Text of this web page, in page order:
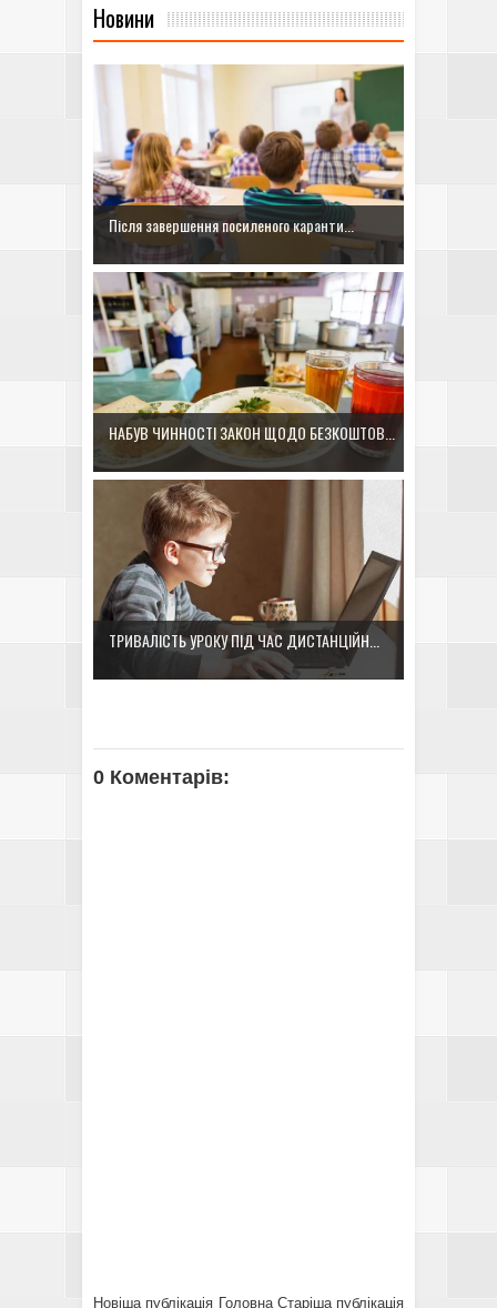
Новини
Після завершення посиленого каранти...
НАБУВ ЧИННОСТІ ЗАКОН ЩОДО БЕЗКОШТОВ...
ТРИВАЛІСТЬ УРОКУ ПІД ЧАС ДИСТАНЦІЙН...
0 Коментарів:
Новіша публікація Старіша публікація
Головна